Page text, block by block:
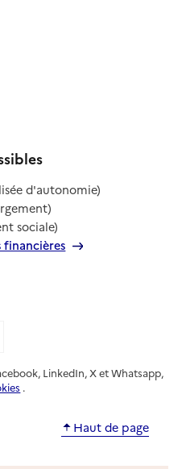
d'autonomie)
sociale)
financières
Facebook
sur X
LinkedIn, X et Whatsapp,
.
Haut de page